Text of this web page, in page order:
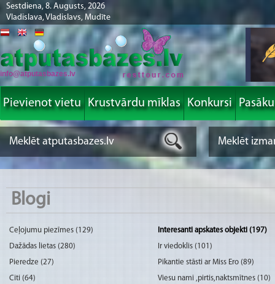
Sestdiena, 8. Augusts, 2026
Vladislava, Vladislavs, Mudīte
info@atputasbazes.lv
Pievienot vietu Krustvārdu mīklas Konkursi
Blogi
Ceļojumu piezīmes (129)
Interesanti apskates objekti (197)
Dažādas lietas (280)
Ir viedoklis (101)
Pieredze (27)
Pikantie stāsti ar Miss Ero (89)
Citi (64)
Viesu nami ,pirtis,naktsmītnes (10)